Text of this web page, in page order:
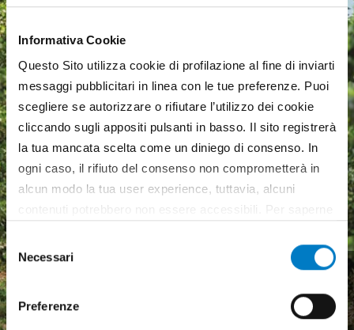
Informativa Cookie
Questo Sito utilizza cookie di profilazione al fine di inviarti
messaggi pubblicitari in linea con le tue preferenze. Puoi
scegliere se autorizzare o rifiutare l’utilizzo dei cookie
cliccando sugli appositi pulsanti in basso. Il sito registrerà
la tua mancata scelta come un diniego di consenso. In
ogni caso, il rifiuto del consenso non comprometterà in
alcun modo la tua user experience, tuttavia, alcuni
contenuti potrebbero non essere accessibili. Per saperne
all’utilizzo di tutti, o solamente di alcuni di essi, ti
Selezione
del
consenso
Necessari
Preferenze
Macchine agricole, mercato
l'incertezza economica